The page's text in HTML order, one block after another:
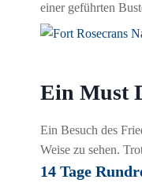
einer geführten
Ein Must
Ein Besuch des
Weise zu sehen.
14 Tage